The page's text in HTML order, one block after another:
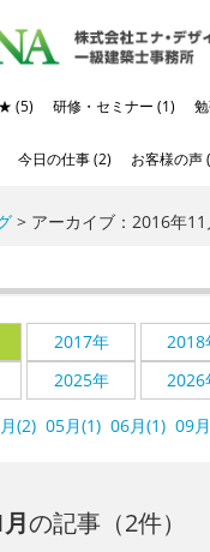
(5) 研修・セミナー (1)
今日の仕事 (2) お客様の声
> アーカイブ：2016年11
2017年 2018
2025年
2026
(2) 05月(1) 06月(1) 09
の記事（2件）